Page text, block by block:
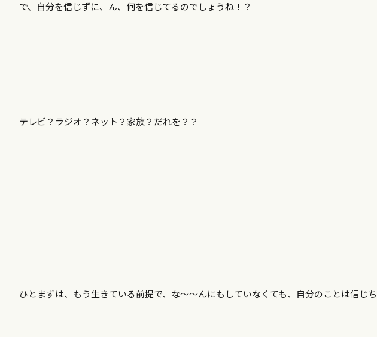
で、自分を信じずに、ん、何を信じてるのでしょうね！？
テレビ？ラジオ？ネット？家族？だれを？？
ひとまずは、もう生きている前提で、な～～んにもしていなくても、自分のことは信じち